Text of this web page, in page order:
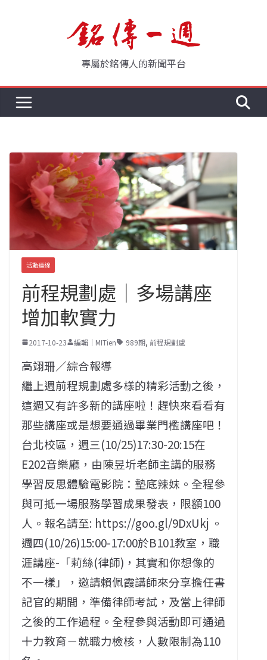
專屬於銘傳人的新聞平台
活動連線
前程規劃處｜多場講座
增加軟實力
2017-10-23 編輯｜MITien 989期, 前程規劃處
高翊珊／綜合報導
繼上週前程規劃處多樣的精彩活動之後，
這週又有許多新的講座啦！趕快來看看有
那些講座或是想要通過畢業門檻講座吧！
台北校區，週三(10/25)17:30-20:15在
E202音樂廳，由陳昱圻老師主講的服務
學習反思體驗電影院：墊底辣妹。全程參
與可抵一場服務學習成果發表，限額100
人。報名請至: https://goo.gl/9DxUkj 。
週四(10/26)15:00-17:00於B101教室，職
涯講座-「莉絲(律師)，其實和你想像的
不一樣」，邀請賴佩霞講師來分享擔任書
記官的期間，準備律師考試，及當上律師
之後的工作過程。全程參與活動即可通過
十力教育－就職力檢核，人數限制為110